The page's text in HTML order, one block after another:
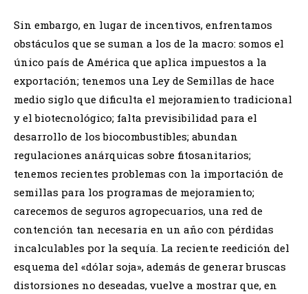
Sin embargo, en lugar de incentivos, enfrentamos
obstáculos que se suman a los de la macro: somos el
único país de América que aplica impuestos a la
exportación; tenemos una Ley de Semillas de hace
medio siglo que dificulta el mejoramiento tradicional
y el biotecnológico; falta previsibilidad para el
desarrollo de los biocombustibles; abundan
regulaciones anárquicas sobre fitosanitarios;
tenemos recientes problemas con la importación de
semillas para los programas de mejoramiento;
carecemos de seguros agropecuarios, una red de
contención tan necesaria en un año con pérdidas
incalculables por la sequía. La reciente reedición del
esquema del «dólar soja», además de generar bruscas
distorsiones no deseadas, vuelve a mostrar que, en